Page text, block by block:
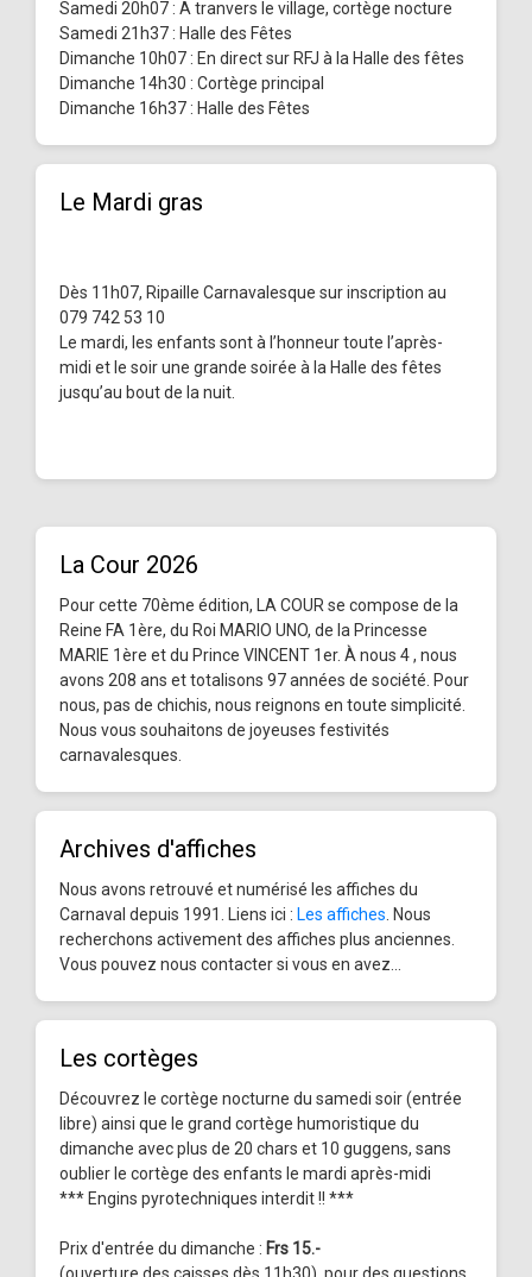
Samedi 20h07 : A tranvers le village, cortège nocture
Samedi 21h37 : Halle des Fêtes
Dimanche 10h07 : En direct sur RFJ à la Halle des fêtes
Dimanche 14h30 : Cortège principal
Dimanche 16h37 : Halle des Fêtes
Le Mardi gras
Dès 11h07, Ripaille Carnavalesque sur inscription au
079 742 53 10
Le mardi, les enfants sont à l’honneur toute l’après-
midi et le soir une grande soirée à la Halle des fêtes
jusqu’au bout de la nuit.
La Cour 2026
Pour cette 70ème édition, LA COUR se compose de la
Reine FA 1ère, du Roi MARIO UNO, de la Princesse
MARIE 1ère et du Prince VINCENT 1er. À nous 4 , nous
avons 208 ans et totalisons 97 années de société. Pour
nous, pas de chichis, nous reignons en toute simplicité.
Nous vous souhaitons de joyeuses festivités
carnavalesques.
Archives d'affiches
Nous avons retrouvé et numérisé les affiches du
Carnaval depuis 1991. Liens ici : Les affiches . Nous
recherchons activement des affiches plus anciennes.
Vous pouvez nous contacter si vous en avez...
Les cortèges
Découvrez le cortège nocturne du samedi soir (entrée
libre) ainsi que le grand cortège humoristique du
dimanche avec plus de 20 chars et 10 guggens, sans
oublier le cortège des enfants le mardi après-midi
*** Engins pyrotechniques interdit !! ***
Prix d'entrée du dimanche : Frs 15.-